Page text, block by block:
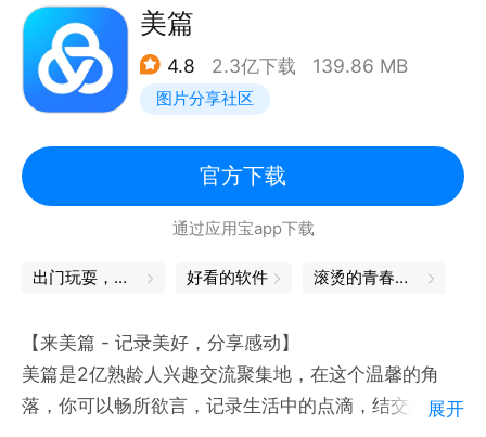
远程办公推荐
-远程会议，多人音频会议，对同份文档进行讨论、标
记重点
-多人编辑，大家一起写同一份文档
-WPS表单，远程打卡、信息统计分析工具
-新建文字文档，并提供信纸、简历、合同等模板-打开
-智能适应手机屏幕阅读
-支持智能排版，文字段落、对象属性设置，插入图片
等编辑功能
美篇
4.8 2.3亿下载 139.86 MB
图片分享社区
官方下载
通过应用宝app下载
出门玩耍，这些App帮你省心 好看的软件 滚烫的青春，永远的心跳
【来美篇 - 记录美好，分享感动】
美篇是2亿熟龄人兴趣交流聚集地，在这个温馨的角
落，你可以畅所欲言，记录生活中的点滴，结交志同道
展开